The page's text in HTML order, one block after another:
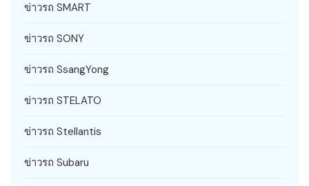
ข่าวรถ SMART
ข่าวรถ SONY
ข่าวรถ SsangYong
ข่าวรถ STELATO
ข่าวรถ Stellantis
ข่าวรถ Subaru